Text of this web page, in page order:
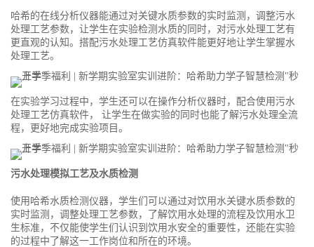
哈希的在线分析仪器能通过对关键水质参数的实时监测，调整污水
处理工艺参数，让学生在实验检测水质的同时，对污水处理工艺有
更直观的认知。搭配污水处理工艺仿真软件能更好地让学生掌握水
处理工艺。
在实验学习过程中，学生还可以在操作分析仪器时，配合使用污水
处理工艺仿真软件， 让学生在做实验的同时也能了解污水处理全流
程，更好地完成实验项目。
污水处理模拟工艺及水质检测
使用哈希水质检测仪器，学生们可以通过对饮用水关键水质参数的
实时监测，调整处理工艺参数，了解饮用水处理的流程及饮用水卫
生标准，不仅能使学生们认识到饮用水安全的重要性，还能在实验
的过程中了解这一工作岗位和所在的环境。